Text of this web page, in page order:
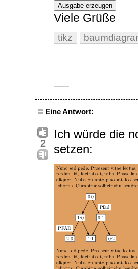
Ausgabe erzeugen
Viele Grüße
tikz
Eine Antwort:
2
Ich würde die
setzen: